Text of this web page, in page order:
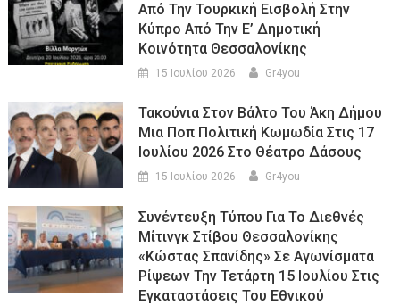
Από Την Τουρκική Εισβολή Στην
Κύπρο Από Την Ε’ Δημοτική
Κοινότητα Θεσσαλονίκης
15 Ιουλίου 2026 Gr4you
Τακούνια Στον Βάλτο Του Άκη Δήμου
Μια Ποπ Πολιτική Κωμωδία Στις 17
Ιουλίου 2026 Στο Θέατρο Δάσους
15 Ιουλίου 2026 Gr4you
Συνέντευξη Τύπου Για Το Διεθνές
Μίτινγκ Στίβου Θεσσαλονίκης
«Κώστας Σπανίδης» Σε Αγωνίσματα
Ρίψεων Την Τετάρτη 15 Ιουλίου Στις
Εγκαταστάσεις Του Εθνικού